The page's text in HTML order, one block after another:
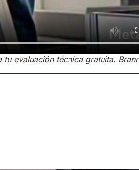
evaluación técnica gratuita.